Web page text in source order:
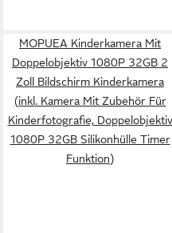
MOPUEA Kinderkamera Mit
Doppelobjektiv 1080P 32GB 2
Zoll Bildschirm Kinderkamera
(inkl. Kamera Mit Zubehör Für
Kinderfotografie, Doppelobjektiv
1080P 32GB Silikonhülle Timer
Funktion)